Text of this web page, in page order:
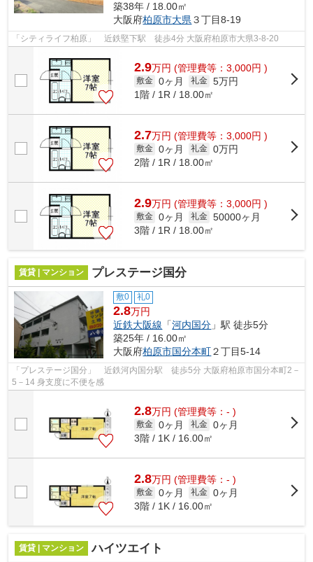
築38年 / 18.00㎡
大阪府柏原市大県３丁目8-19
「シティライフ柏原」 近鉄堅下駅 徒歩4分 大阪府柏原市大県3-8-20
2.9万円 (管理費等：3,000円 )
敷金 0ヶ月 礼金 5万円
1階 / 1R / 18.00㎡
2.7万円 (管理費等：3,000円 )
敷金 0ヶ月 礼金 0万円
2階 / 1R / 18.00㎡
2.9万円 (管理費等：3,000円 )
敷金 0ヶ月 礼金 50000ヶ月
3階 / 1R / 18.00㎡
賃貸 | マンション プレステージ国分
敷0 礼0
2.8万円
近鉄大阪線 「河内国分 」駅 徒歩5分
築25年 / 16.00㎡
大阪府柏原市国分本町２丁目5-14
「プレステージ国分」 近鉄河内国分駅 徒歩5分 大阪府柏原市国分本町2－
5－14 身支度に不便を感
2.8万円 (管理費等：- )
敷金 0ヶ月 礼金 0ヶ月
3階 / 1K / 16.00㎡
2.8万円 (管理費等：- )
敷金 0ヶ月 礼金 0ヶ月
3階 / 1K / 16.00㎡
賃貸 | マンション ハイツエイト